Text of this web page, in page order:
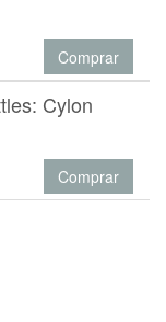
Comprar
Cylon
Comprar